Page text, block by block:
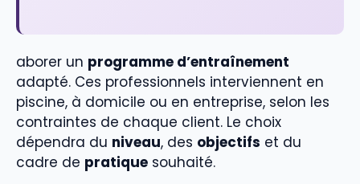
aborer un programme d’entraînement
adapté. Ces professionnels interviennent en
piscine, à domicile ou en entreprise, selon les
contraintes de chaque client. Le choix
dépendra du niveau, des objectifs et du
cadre de pratique souhaité.